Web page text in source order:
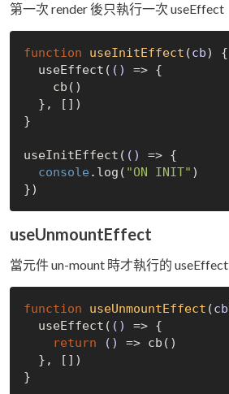
第一次 render 後只執行一次 useEffect
function useInitEffect (cb) {
  useEffect(
() => {
}
useInitEffect( () => {
console .log( "ON INIT" )
useUnmountEffect
當元件 un-mount 時才執行的 useEffect
function useUnmountEffect (cb
  useEffect(
() => {
return
() => cb()
}